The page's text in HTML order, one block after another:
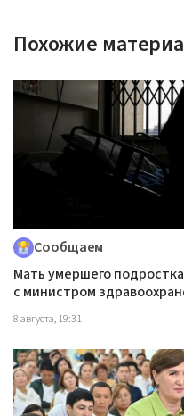
Похожие
Сообщаем
Мать умершего
с министром
8 августа, 19:31